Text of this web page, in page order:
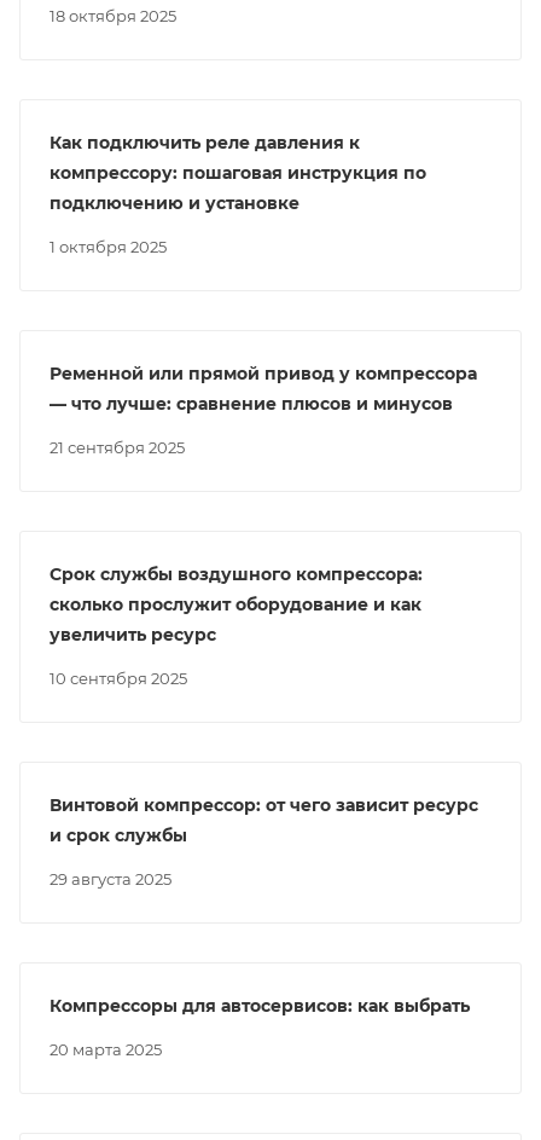
18 октября 2025
1 октября 2025
Как подключить реле давления к
компрессору: пошаговая инструкция по
подключению и установке
21 сентября 2025
Ременной или прямой привод у компрессора
— что лучше: сравнение плюсов и минусов
10 сентября 2025
Срок службы воздушного компрессора:
сколько прослужит оборудование и как
увеличить ресурс
29 августа 2025
Винтовой компрессор: от чего зависит ресурс
и срок службы
20 марта 2025
Компрессоры для автосервисов: как выбрать